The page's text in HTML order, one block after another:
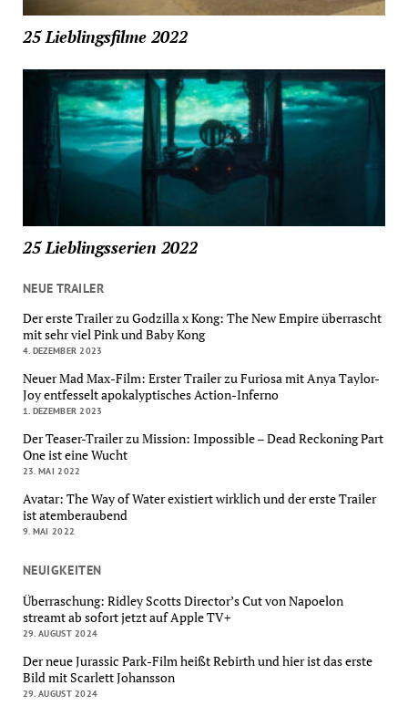
25 Lieblingsfilme 2022
25 Lieblingsserien 2022
NEUE TRAILER
Der erste Trailer zu Godzilla x Kong: The New Empire überrascht
mit sehr viel Pink und Baby Kong
4. DEZEMBER 2023
Neuer Mad Max-Film: Erster Trailer zu Furiosa mit Anya Taylor-
Joy entfesselt apokalyptisches Action-Inferno
1. DEZEMBER 2023
Der Teaser-Trailer zu Mission: Impossible – Dead Reckoning Part
One ist eine Wucht
23. MAI 2022
Avatar: The Way of Water existiert wirklich und der erste Trailer
ist atemberaubend
9. MAI 2022
NEUIGKEITEN
Überraschung: Ridley Scotts Director’s Cut von Napoelon
streamt ab sofort jetzt auf Apple TV+
29. AUGUST 2024
Der neue Jurassic Park-Film heißt Rebirth und hier ist das erste
Bild mit Scarlett Johansson
29. AUGUST 2024